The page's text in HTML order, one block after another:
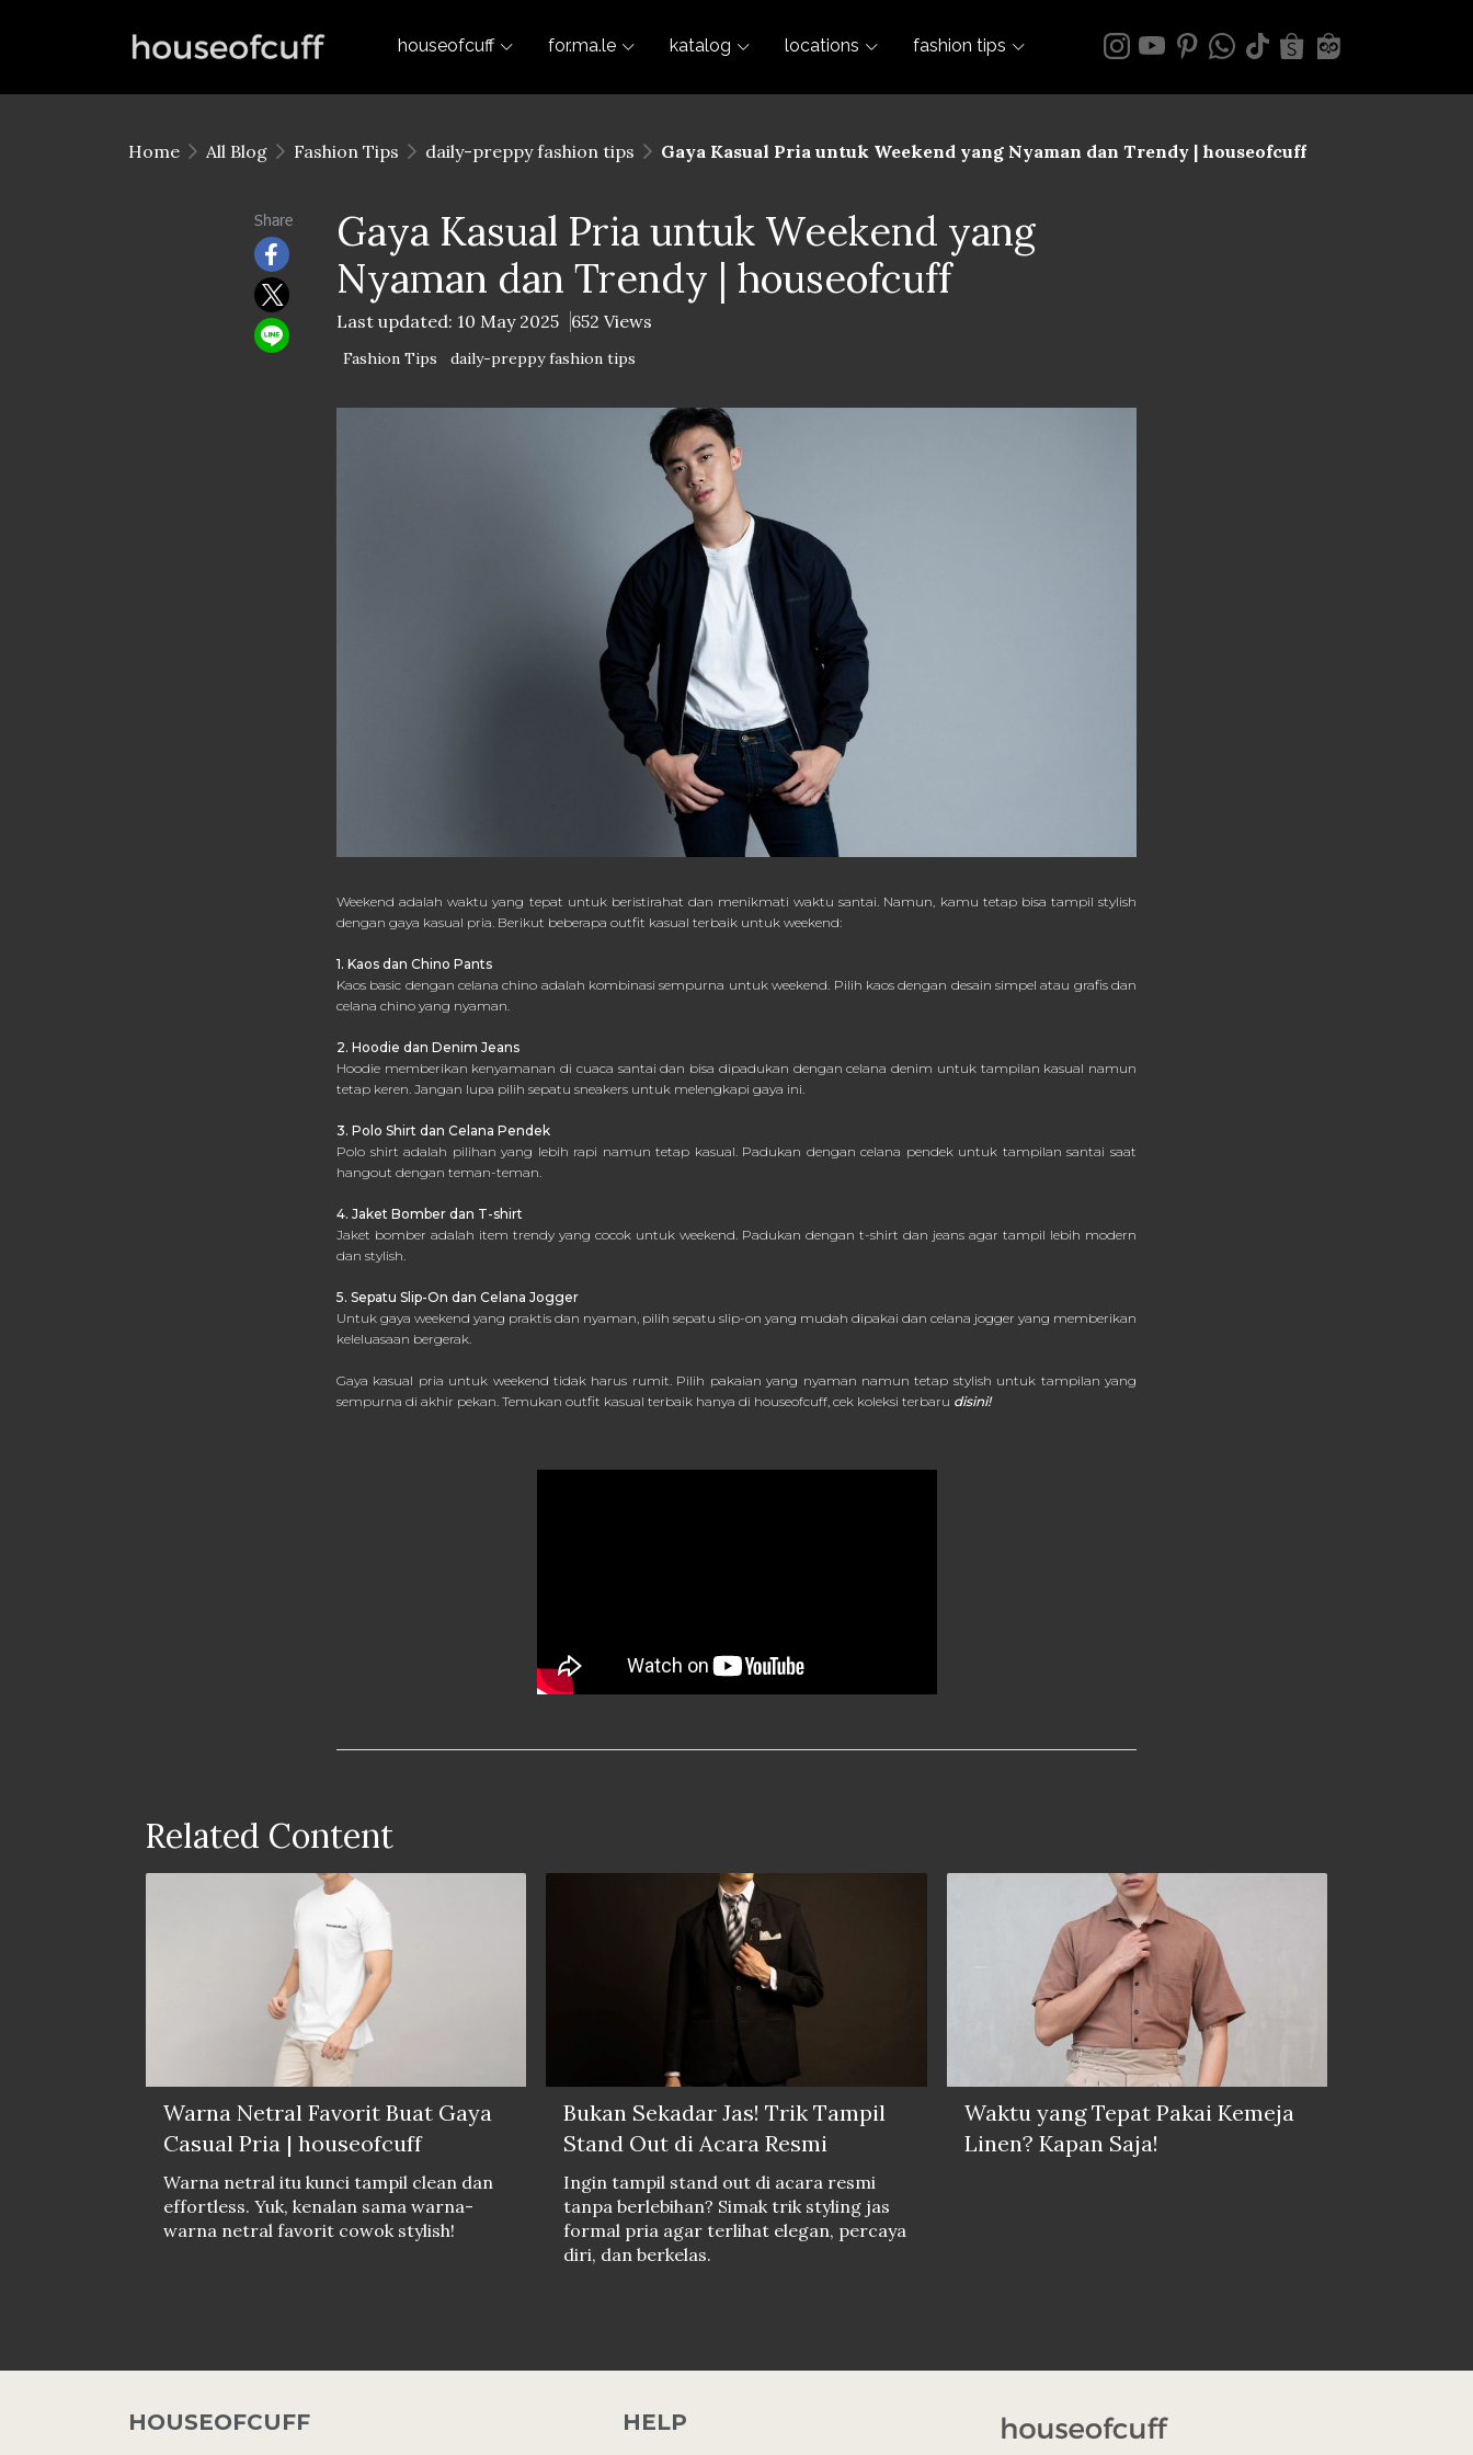
houseofcuff for.ma.le katalog locations fashion tips
Home All Blog Fashion Tips daily-preppy fashion tips Gaya Kasual Pria untuk Weekend yang Nyaman dan Trendy | houseofcuff
Share
Gaya Kasual Pria untuk Weekend yang
Nyaman dan Trendy | houseofcuff
Last updated: 10 May 2025 652 Views
Fashion Tips daily-preppy fashion tips
Weekend adalah waktu yang tepat untuk beristirahat dan menikmati waktu santai. Namun, kamu tetap bisa tampil stylish
dengan gaya kasual pria. Berikut beberapa outfit kasual terbaik untuk weekend:
1. Kaos dan Chino Pants
Kaos basic dengan celana chino adalah kombinasi sempurna untuk weekend. Pilih kaos dengan desain simpel atau grafis dan
celana chino yang nyaman.
2. Hoodie dan Denim Jeans
Hoodie memberikan kenyamanan di cuaca santai dan bisa dipadukan dengan celana denim untuk tampilan kasual namun
tetap keren. Jangan lupa pilih sepatu sneakers untuk melengkapi gaya ini.
3. Polo Shirt dan Celana Pendek
Polo shirt adalah pilihan yang lebih rapi namun tetap kasual. Padukan dengan celana pendek untuk tampilan santai saat
hangout dengan teman-teman.
4. Jaket Bomber dan T-shirt
Jaket bomber adalah item trendy yang cocok untuk weekend. Padukan dengan t-shirt dan jeans agar tampil lebih modern
dan stylish.
5. Sepatu Slip-On dan Celana Jogger
Untuk gaya weekend yang praktis dan nyaman, pilih sepatu slip-on yang mudah dipakai dan celana jogger yang memberikan
keleluasaan bergerak.
Gaya kasual pria untuk weekend tidak harus rumit. Pilih pakaian yang nyaman namun tetap stylish untuk tampilan yang
sempurna di akhir pekan. Temukan outfit kasual terbaik hanya di houseofcuff, cek koleksi terbaru disini!
Related Content
Warna Netral Favorit Buat Gaya
Casual Pria | houseofcuff
Warna netral itu kunci tampil clean dan
effortless. Yuk, kenalan sama warna-
warna netral favorit cowok stylish!
Bukan Sekadar Jas! Trik Tampil
Stand Out di Acara Resmi
Ingin tampil stand out di acara resmi
tanpa berlebihan? Simak trik styling jas
formal pria agar terlihat elegan, percaya
diri, dan berkelas.
Waktu yang Tepat Pakai Kemeja
Linen? Kapan Saja!
HOUSEOFCUFF HELP